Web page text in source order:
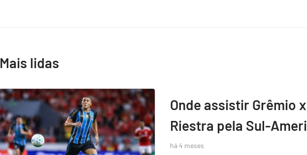
Mais lidas
Onde assistir Grêmio
Riestra pela Sul-
há 4 meses